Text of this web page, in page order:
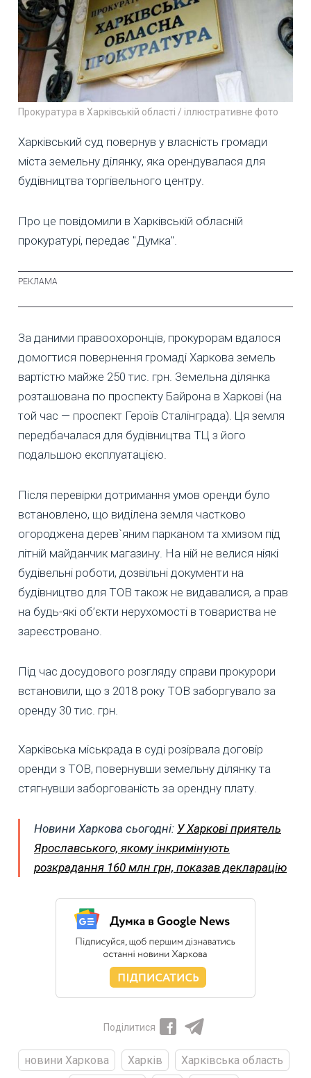
Прокуратура в Харківській області / іллюстративне фото
Харківський суд повернув у власність громади
міста земельну ділянку, яка орендувалася для
будівництва торгівельного центру.
Про це повідомили в Харківській обласній
прокуратурі, передає "Думка".
За даними правоохоронців, прокурорам вдалося
домогтися повернення громаді Харкова земель
вартістю майже 250 тис. грн. Земельна ділянка
розташована по проспекту Байрона в Харкові (на
той час — проспект Героїв Сталінграда). Ця земля
передбачалася для будівництва ТЦ з його
подальшою експлуатацією.
Після перевірки дотримання умов оренди було
встановлено, що виділена земля частково
огороджена дерев`яним парканом та хмизом під
літній майданчик магазину. На ній не велися ніякі
будівельні роботи, дозвільні документи на
будівництво для ТОВ також не видавалися, а прав
на будь-які об’єкти нерухомості в товариства не
зареєстровано.
Під час досудового розгляду справи прокурори
встановили, що з 2018 року ТОВ заборгувало за
оренду 30 тис. грн.
Харківська міськрада в суді розірвала договір
оренди з ТОВ, повернувши земельну ділянку та
стягнувши заборгованість за орендну плату.
Новини Харкова сьогодні: У Харкові приятель
Ярославського, якому інкримінують
розкрадання 160 млн грн, показав декларацію
Поділитися
новини Харкова Харків
Харківська область